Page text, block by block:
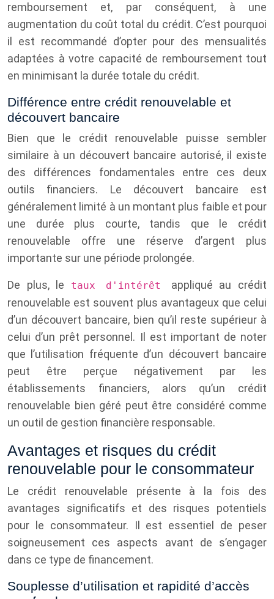
remboursement et, par conséquent, à une
augmentation du coût total du crédit. C’est pourquoi
il est recommandé d’opter pour des mensualités
adaptées à votre capacité de remboursement tout
en minimisant la durée totale du crédit.
Différence entre crédit renouvelable et
découvert bancaire
Bien que le crédit renouvelable puisse sembler
similaire à un découvert bancaire autorisé, il existe
des différences fondamentales entre ces deux
outils financiers. Le découvert bancaire est
généralement limité à un montant plus faible et pour
une durée plus courte, tandis que le crédit
renouvelable offre une réserve d’argent plus
importante sur une période prolongée.
De plus, le taux d'intérêt appliqué au crédit
renouvelable est souvent plus avantageux que celui
d’un découvert bancaire, bien qu’il reste supérieur à
celui d’un prêt personnel. Il est important de noter
que l’utilisation fréquente d’un découvert bancaire
peut être perçue négativement par les
établissements financiers, alors qu’un crédit
renouvelable bien géré peut être considéré comme
un outil de gestion financière responsable.
Avantages et risques du crédit
renouvelable pour le consommateur
Le crédit renouvelable présente à la fois des
avantages significatifs et des risques potentiels
pour le consommateur. Il est essentiel de peser
soigneusement ces aspects avant de s’engager
dans ce type de financement.
Souplesse d’utilisation et rapidité d’accès